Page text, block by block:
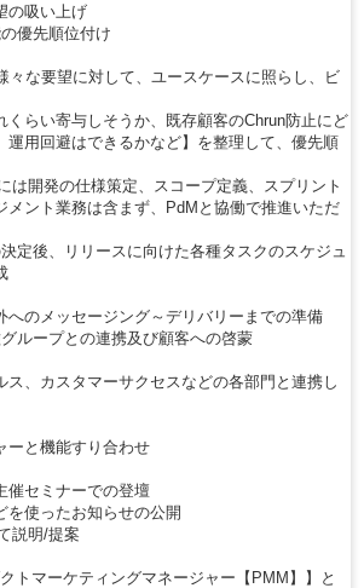
の吸い上げ
優先順位付け
々な要望に対して、ユースケースに照らし、ビ
くらい寄与しそうか、既存顧客のChrun防止にど
運用回避はできるかなど】を整理して、優先順
は開発の仕様策定、スコープ定義、スプリント
メント業務は含まず、PdMと協働で推進いただ
定後、リリースに向けた各種タスクのスケジュ
へのメッセージング～デリバリーまでの準備
グループとの連携及び顧客への啓蒙
ス、カスタマーサクセスなどの各部門と連携し
ーと機能すり合わせ
催セミナーでの登壇
を使ったお知らせの公開
説明/提案
トマーケティングマネージャー【PMM】】と